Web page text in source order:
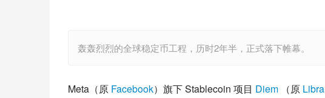
轰轰烈烈的全球稳定币工程，历时2年半，正式落下帷幕。
Meta（原 Facebook）旗下 Stablecoin 项目 Diem （原 Libra